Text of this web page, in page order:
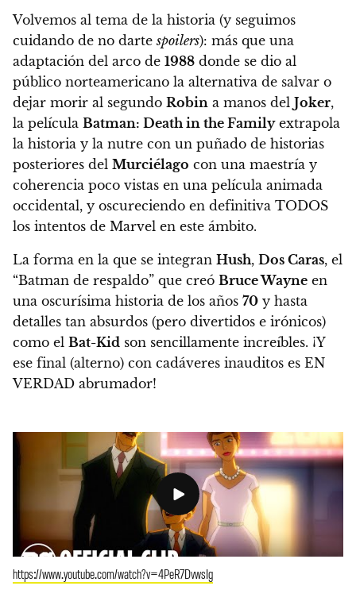
Volvemos al tema de la historia (y seguimos
cuidando de no dartespoilers): más que una
adaptación del arco de 1988 donde se dio al
público norteamericano la alternativa de salvar o
dejar morir al segundo Robin a manos del Joker,
la película Batman: Death in the Familyextrapola
la historia y la nutre con un puñado de historias
posteriores del Murciélago con una maestría y
coherencia poco vistas en una película animada
occidental, y oscureciendo en definitiva TODOS
los intentos de Marvel en este ámbito.
La forma en la que se integran Hush, Dos Caras, el
“Batman de respaldo” que creó Bruce Wayne en
una oscurísima historia de los años 70 y hasta
detalles tan absurdos (pero divertidos e irónicos)
como el Bat-Kid son sencillamente increíbles. ¡Y
ese final (alterno) con cadáveres inauditos es EN
VERDAD abrumador!
https://www.youtube.com/watch?v=4PeR7DvwsIg